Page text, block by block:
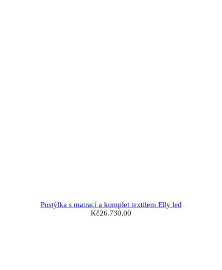
Postýlka s matrací a komplet textilem Elly led
Kč26.730,00